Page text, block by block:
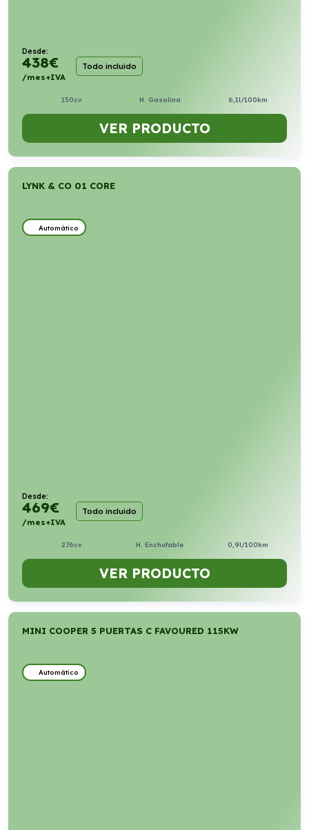
Desde:
438€
/mes+IVA
Todo incluido
150cv H. Gasolina 6,1l/100km
VER PRODUCTO
LYNK & CO 01 CORE
Automático
Desde:
469€
/mes+IVA
Todo incluido
276cv H. Enchufable 0,9l/100km
VER PRODUCTO
MINI COOPER 5 PUERTAS C FAVOURED 115KW
Automático